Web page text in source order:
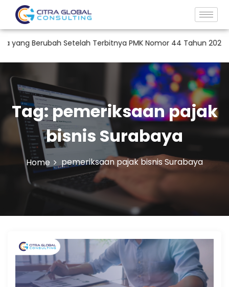
Berubah Setelah Terbitnya PMK Nomor 44 Tahun 2026?
Tag:pemeriksaan pajak
bisnis Surabaya
Home pemeriksaan pajak bisnis Surabaya